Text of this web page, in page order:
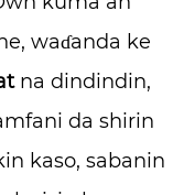
waɗanda ke
na dindindin,
da shirin
kaso, sabanin